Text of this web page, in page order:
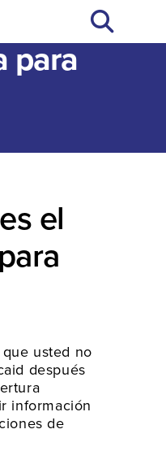
para
el
usted no
después
información
de